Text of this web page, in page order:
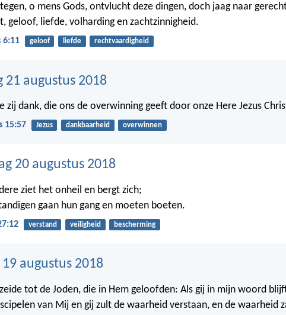
o mens Gods, ontvlucht deze dingen, doch jaag naar
geloof, liefde, volharding en zachtzinnigheid.
6:11 geloof liefde rechtvaardigheid
21 augustus 2018
zij dank, die ons de overwinning geeft door onze Here Jezus
15:57 Jezus dankbaarheid overwinnen
20 augustus 2018
ziet het onheil en bergt zich;
gaan hun gang en moeten boeten.
verstand veiligheid bescherming
augustus 2018
tot de Joden, die in Hem geloofden: Als gij in mijn woord
van Mij en gij zult de waarheid verstaan, en de waarheid